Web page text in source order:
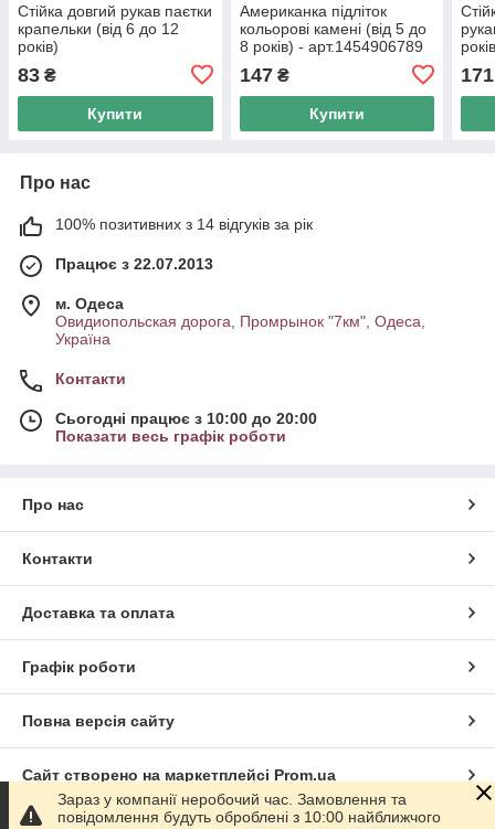
Стійка довгий рукав паєтки
крапельки (від 6 до 12
років)
83 ₴
Купити
Американка підліток
кольорові камені (від 5 до
8 років) - арт.1454906789
147₴
Купити
171
Про нас
100% позитивних з 14 відгуків за рік
Працює з 22.07.2013
м. Одеса
Овидиопольская дорога, Промрынок "7км", Одеса,
Україна
Контакти
Сьогодні працює з 10:00 до 20:00
Показати весь графік роботи
Про нас
Контакти
Доставка та оплата
Графік роботи
Повна версія сайту
Сайт створено на маркетплейсі Prom.ua
Зараз у компанії неробочий час. Замовлення та
повідомлення будуть оброблені з 10:00 найближчого